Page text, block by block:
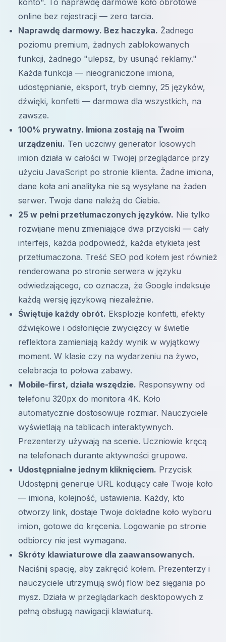
konto". To naprawdę darmowe koło obrotowe
online bez rejestracji — zero tarcia.
Naprawdę darmowy. Bez haczyka. Żadnego
poziomu premium, żadnych zablokowanych
funkcji, żadnego "ulepsz, by usunąć reklamy."
Każda funkcja — nieograniczone imiona,
udostępnianie, eksport, tryb ciemny, 25 języków,
dźwięki, konfetti — darmowa dla wszystkich, na
zawsze.
100% prywatny. Imiona zostają na Twoim
urządzeniu. Ten uczciwy generator losowych
imion działa w całości w Twojej przeglądarce przy
użyciu JavaScript po stronie klienta. Żadne imiona,
dane koła ani analityka nie są wysyłane na żaden
serwer. Twoje dane należą do Ciebie.
25 w pełni przetłumaczonych języków. Nie tylko
rozwijane menu zmieniające dwa przyciski — cały
interfejs, każda podpowiedź, każda etykieta jest
przetłumaczona. Treść SEO pod kołem jest również
renderowana po stronie serwera w języku
odwiedzającego, co oznacza, że Google indeksuje
każdą wersję językową niezależnie.
Świętuje każdy obrót. Eksplozje konfetti, efekty
dźwiękowe i odsłonięcie zwycięzcy w świetle
reflektora zamieniają każdy wynik w wyjątkowy
moment. W klasie czy na wydarzeniu na żywo,
celebracja to połowa zabawy.
Mobile-first, działa wszędzie. Responsywny od
telefonu 320px do monitora 4K. Koło
automatycznie dostosowuje rozmiar. Nauczyciele
wyświetlają na tablicach interaktywnych.
Prezenterzy używają na scenie. Uczniowie kręcą
na telefonach durante aktywności grupowe.
Udostępnialne jednym kliknięciem. Przycisk
Udostępnij generuje URL kodujący całe Twoje koło
— imiona, kolejność, ustawienia. Każdy, kto
otworzy link, dostaje Twoje dokładne koło wyboru
imion, gotowe do kręcenia. Logowanie po stronie
odbiorcy nie jest wymagane.
Skróty klawiaturowe dla zaawansowanych.
Naciśnij spację, aby zakręcić kołem. Prezenterzy i
nauczyciele utrzymują swój flow bez sięgania po
mysz. Działa w przeglądarkach desktopowych z
pełną obsługą nawigacji klawiaturą.